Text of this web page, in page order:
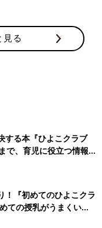
る
る
する本『ひよこクラブ
、育児に役立つ情報が
！『初めてのひよこクラ
ての授乳がうまくい
と夏のトラブル 解決テ